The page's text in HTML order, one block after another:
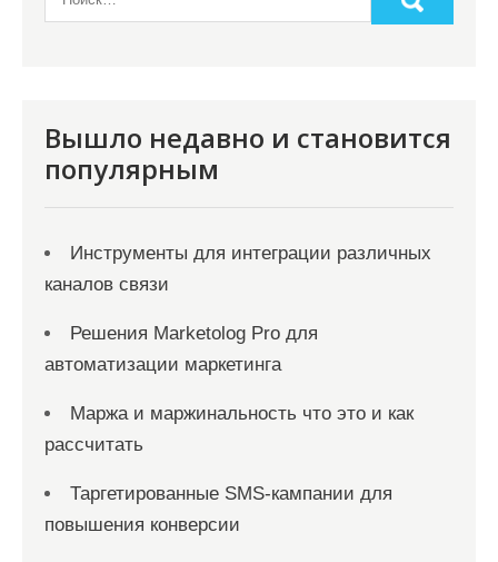
Вышло недавно и становится
популярным
Инструменты для интеграции различных
каналов связи
Решения Marketolog Pro для
автоматизации маркетинга
Маржа и маржинальность что это и как
рассчитать
Таргетированные SMS-кампании для
повышения конверсии